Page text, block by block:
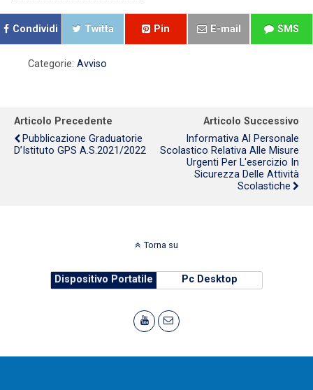
Condividi Twitta Pin E-mail SMS
Categorie: Avviso
Articolo Precedente
Pubblicazione Graduatorie
D’Istituto GPS A.S.2021/2022
Articolo Successivo
Informativa Al Personale
Scolastico Relativa Alle Misure
Urgenti Per L'esercizio In
Sicurezza Delle Attività
Scolastiche
Torna su
Dispositivo Portatile Pc Desktop